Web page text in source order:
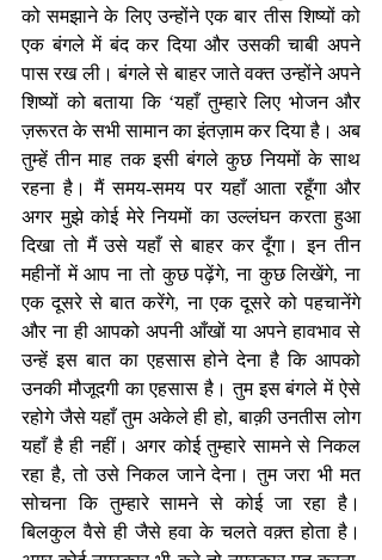
को समझाने के लिए उन्होंने एक बार तीस शिष्यों को
एक बंगले में बंद कर दिया और उसकी चाबी अपने
पास रख ली। बंगले से बाहर जाते वक्त उन्होंने अपने
शिष्यों को बताया कि ‘यहाँ तुम्हारे लिए भोजन और
ज़रूरत के सभी सामान का इंतज़ाम कर दिया है। अब
तुम्हें तीन माह तक इसी बंगले कुछ नियमों के साथ
रहना है। मैं समय-समय पर यहाँ आता रहूँगा और
अगर मुझे कोई मेरे नियमों का उल्लंघन करता हुआ
दिखा तो मैं उसे यहाँ से बाहर कर दूँगा। इन तीन
महीनों में आप ना तो कुछ पढ़ेंगे, ना कुछ लिखेंगे, ना
एक दूसरे से बात करेंगे, ना एक दूसरे को पहचानेंगे
और ना ही आपको अपनी आँखों या अपने हावभाव से
उन्हें इस बात का एहसास होने देना है कि आपको
उनकी मौजूदगी का एहसास है। तुम इस बंगले में ऐसे
रहोगे जैसे यहाँ तुम अकेले ही हो, बाक़ी उनतीस लोग
यहाँ है ही नहीं। अगर कोई तुम्हारे सामने से निकल
रहा है, तो उसे निकल जाने देना। तुम जरा भी मत
सोचना कि तुम्हारे सामने से कोई जा रहा है।
बिलकुल वैसे ही जैसे हवा के चलते वक़्त होता है।